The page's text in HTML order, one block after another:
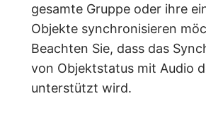
gesamte Gruppe oder ihre
Objekte synchronisieren
Beachten Sie, dass das
von Objektstatus mit Audio
unterstützt wird.